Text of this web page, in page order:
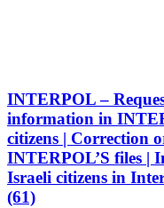
INTERPOL –
information in
citizens | Correction
INTERPOL’S files |
Israeli citizens in
(61)